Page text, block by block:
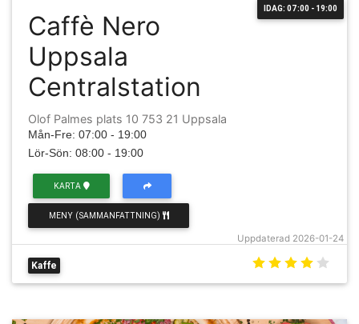
IDAG: 07:00 - 19:00
Caffè Nero
Uppsala
Centralstation
Olof Palmes plats 10 753 21 Uppsala
Mån-Fre: 07:00 - 19:00
Lör-Sön: 08:00 - 19:00
Uppdaterad 2026-01-24
KARTA
MENY (SAMMANFATTNING)
Kaffe